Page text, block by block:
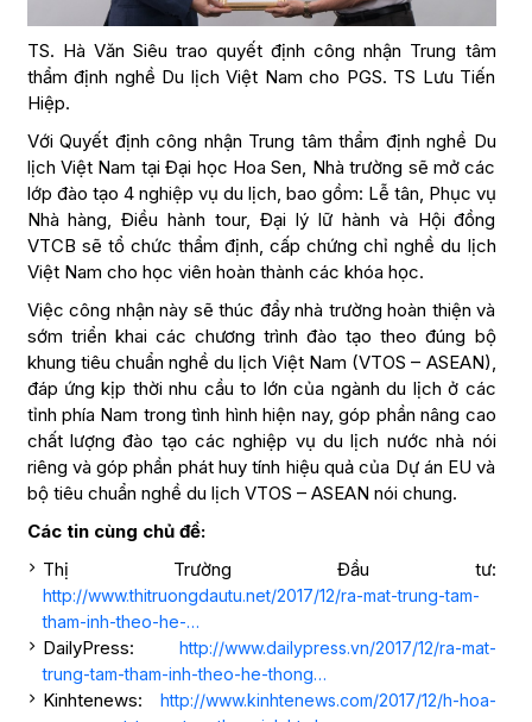
TS. Hà Văn Siêu trao quyết định công nhận Trung tâm
thẩm định nghề Du lịch Việt Nam cho PGS. TS Lưu Tiến
Hiệp.
Với Quyết định công nhận Trung tâm thẩm định nghề Du
lịch Việt Nam tại Đại học Hoa Sen, Nhà trường sẽ mở các
lớp đào tạo 4 nghiệp vụ du lịch, bao gồm: Lễ tân, Phục vụ
Nhà hàng, Điều hành tour, Đại lý lữ hành và Hội đồng
VTCB sẽ tổ chức thẩm định, cấp chứng chỉ nghề du lịch
Việt Nam cho học viên hoàn thành các khóa học.
Việc công nhận này sẽ thúc đẩy nhà trường hoàn thiện và
sớm triển khai các chương trình đào tạo theo đúng bộ
khung tiêu chuẩn nghề du lịch Việt Nam (VTOS – ASEAN),
đáp ứng kịp thời nhu cầu to lớn của ngành du lịch ở các
tỉnh phía Nam trong tình hình hiện nay, góp phần nâng cao
chất lượng đào tạo các nghiệp vụ du lịch nước nhà nói
riêng và góp phần phát huy tính hiệu quả của Dự án EU và
bộ tiêu chuẩn nghề du lịch VTOS – ASEAN nói chung.
Các tin cùng chủ đề:
Thị Trường Đầu tư:
http://www.thitruongdautu.net/2017/12/ra-mat-trung-tam-
tham-inh-theo-he-…
DailyPress: http://www.dailypress.vn/2017/12/ra-mat-
trung-tam-tham-inh-theo-he-thong…
Kinhtenews: http://www.kinhtenews.com/2017/12/h-hoa-